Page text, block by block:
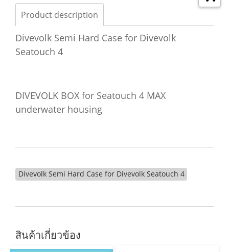
Product description
Divevolk Semi Hard Case for Divevolk
Seatouch 4
DIVEVOLK BOX for Seatouch 4 MAX
underwater housing
Divevolk Semi Hard Case for Divevolk Seatouch 4
สินค้าเกี่ยวข้อง